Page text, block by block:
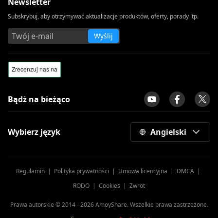
Subskrybuj, aby otrzymywać aktualizacje produktów, oferty, porady itp.
Wyślij
Bądż na bieżąco
Wybierz język Angielski
Regulamin | Polityka prywatności | Umowa licencyjna | DMCA |
RODO | Cookies | Zwrot
Prawa autorskie © 2014 -2026AmoyShare. Wszelkie prawa zastrzeżone.